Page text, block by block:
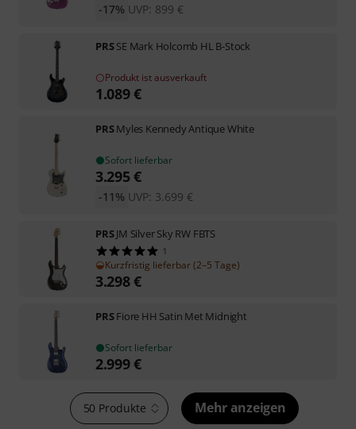
UVP: 899 €
-17%
PRSSE Mark Holcomb HL B-Stock
Produkt ist ausverkauft
1.089€
PRSMyles Kennedy Antique White
Sofort lieferbar
3.295€
UVP: 3.699 €
-11%
PRSJM Silver Sky RW FBTS
1
Kurzfristig lieferbar (2–5 Tage)
3.298€
PRSFiore HH Satin Met Midnight
Sofort lieferbar
2.999€
50 Produkte Mehr anzeigen